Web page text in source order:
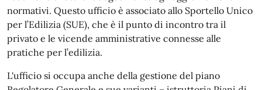
normativi. Questo ufficio è associato allo Sportello Unico
per l’Edilizia (SUE), che è il punto di incontro tra il
privato e le vicende amministrative connesse alle
pratiche per l’edilizia.
L'ufficio si occupa anche della gestione del piano